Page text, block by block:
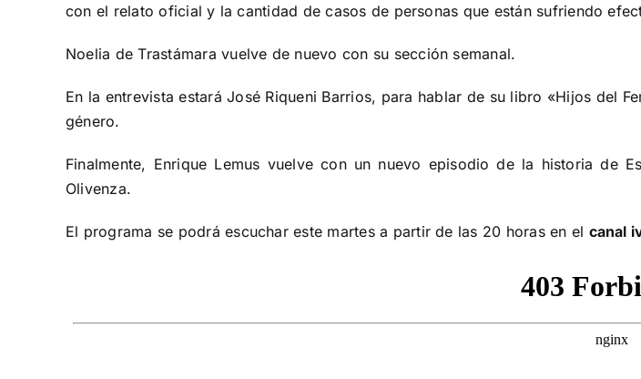
con el relato oficial y la cantidad de casos de personas que están sufriendo
Noelia de Trastámara vuelve de nuevo con su sección semanal.
En la entrevista estará José Riqueni Barrios, para hablar de su libro «Hijos del
género.
Finalmente, Enrique Lemus vuelve con un nuevo episodio de la historia
Olivenza.
El programa se podrá escuchar este martes a partir de las 20 horas en el canal